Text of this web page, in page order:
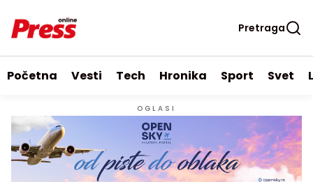
Pretraga
Početna Vesti Tech Hronika Sport Svet
OGLASI